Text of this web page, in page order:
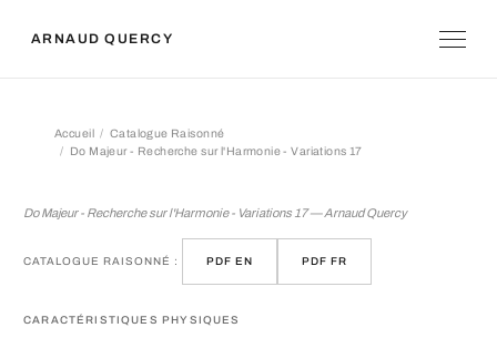
ARNAUD QUERCY
Accueil
Catalogue Raisonné
Do Majeur - Recherche sur l'Harmonie - Variations 17
Do Majeur - Recherche sur l'Harmonie - Variations 17 — Arnaud Quercy
CATALOGUE RAISONNÉ : PDF EN PDF FR
CARACTÉRISTIQUES PHYSIQUES